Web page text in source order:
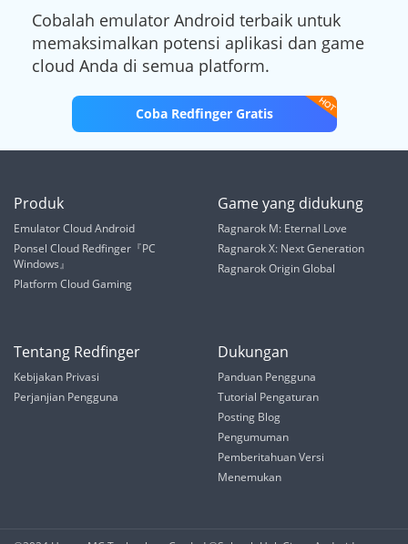
Cobalah emulator Android terbaik untuk
memaksimalkan potensi aplikasi dan game
cloud Anda di semua platform.
Coba Redfinger Gratis
Produk
Emulator Cloud Android
Ponsel Cloud Redfinger『PC
Windows』
Platform Cloud Gaming
Game yang didukung
Ragnarok M: Eternal Love
Ragnarok X: Next Generation
Ragnarok Origin Global
Tentang Redfinger
Kebijakan Privasi
Perjanjian Pengguna
Dukungan
Panduan Pengguna
Tutorial Pengaturan
Posting Blog
Pengumuman
Pemberitahuan Versi
Menemukan